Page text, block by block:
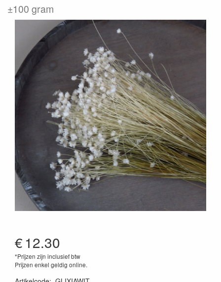
±100 gram
€12.30
*Prijzen zijn inclusief btw
Prijzen enkel geldig online.